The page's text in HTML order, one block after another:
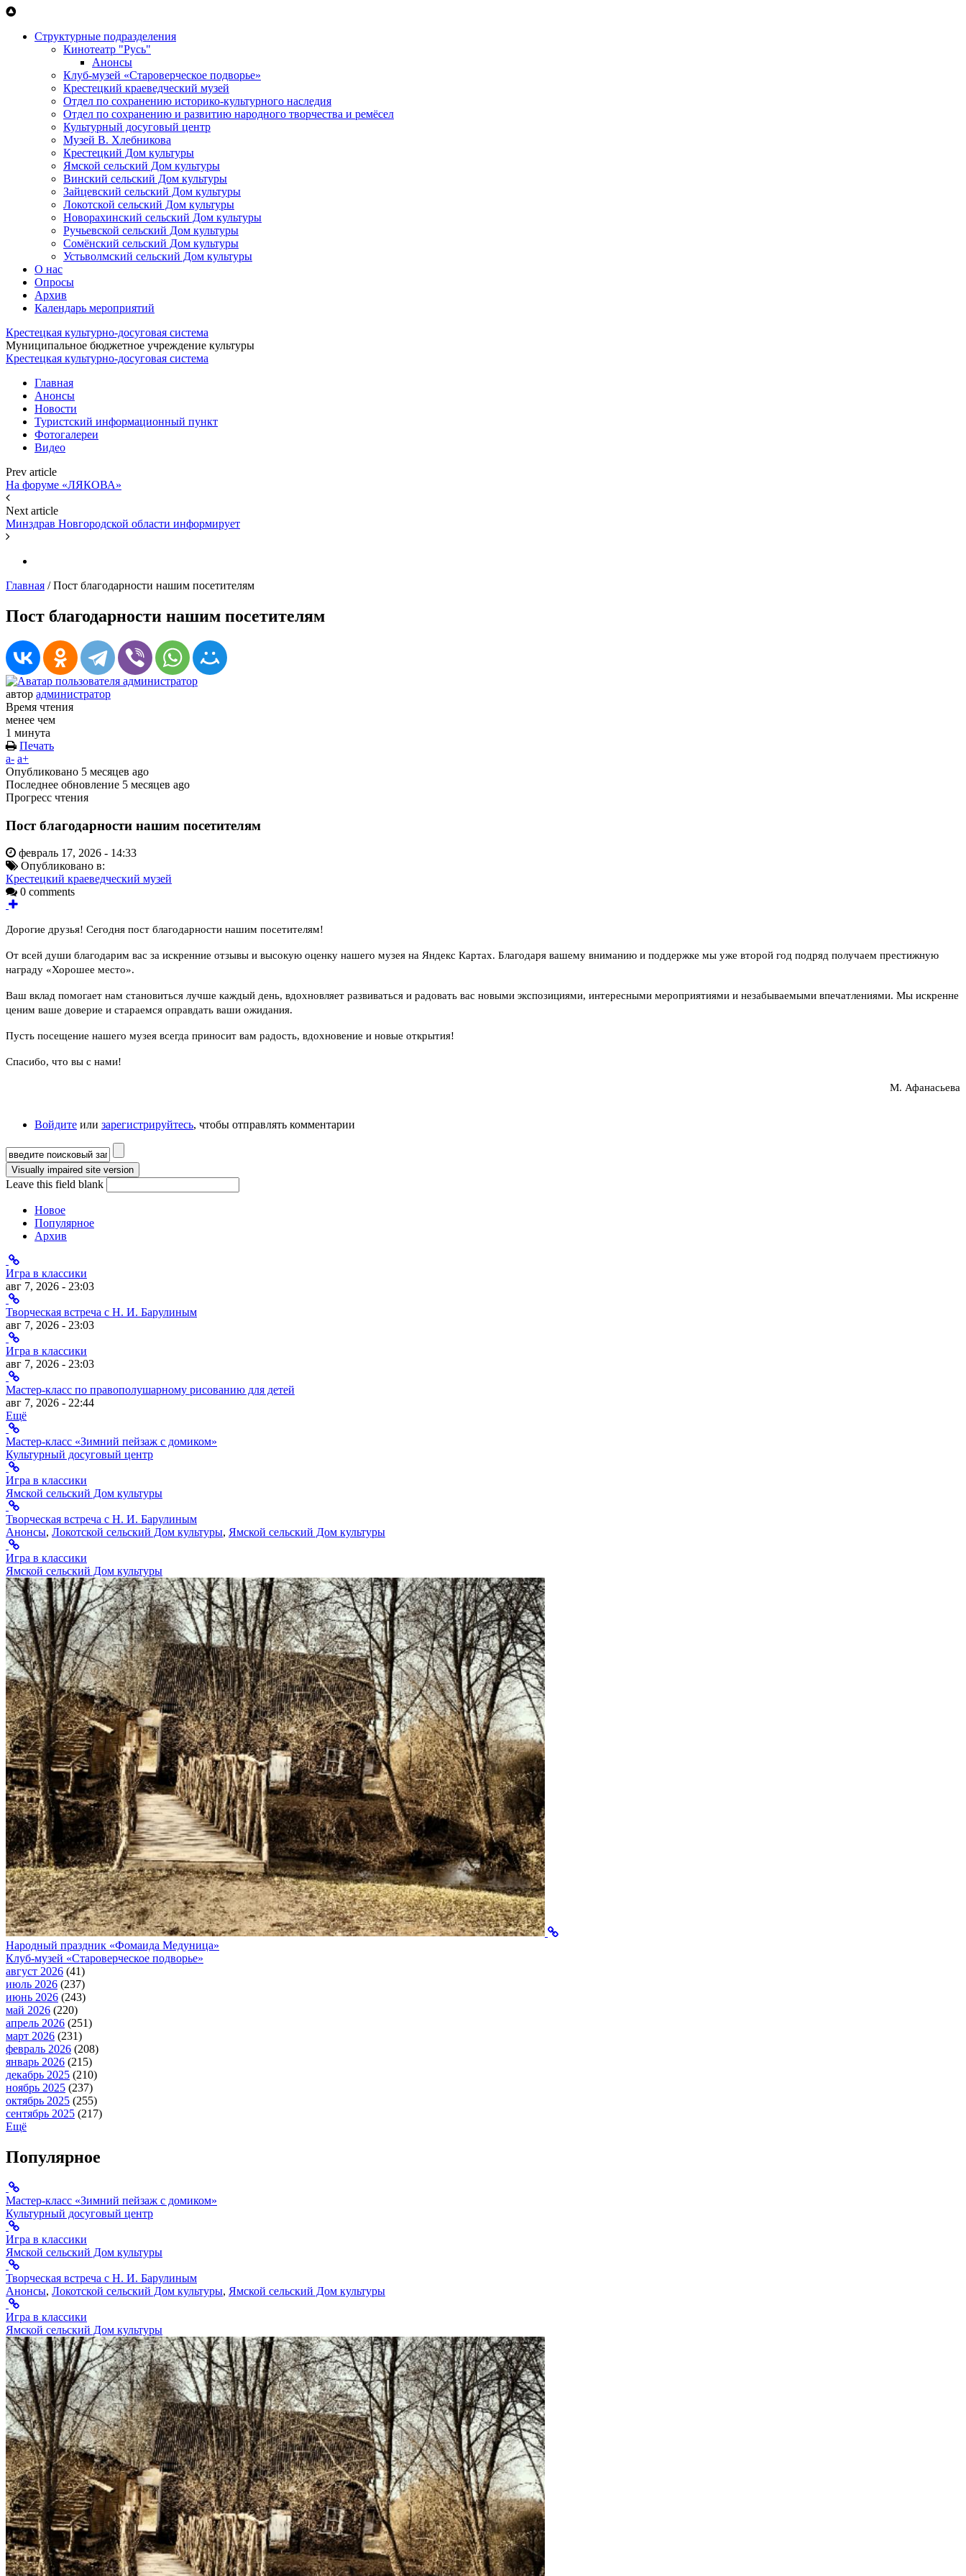
Перейти к основному содержанию
Структурные подразделения
Кинотеатр "Русь"
Анонсы
Клуб-музей «Староверческое подворье»
Крестецкий краеведческий музей
Отдел по сохранению историко-культурного наследия
Отдел по сохранению и развитию народного творчества и ремёсел
Культурный досуговый центр
Музей В. Хлебникова
Крестецкий Дом культуры
Ямской сельский Дом культуры
Винский сельский Дом культуры
Зайцевский сельский Дом культуры
Локотской сельский Дом культуры
Новорахинский сельский Дом культуры
Ручьевской сельский Дом культуры
Сомёнский сельский Дом культуры
Устьволмский сельский Дом культуры
О нас
Опросы
Архив
Календарь мероприятий
Крестецкая культурно-досуговая система
Муниципальное бюджетное учреждение культуры
Крестецкая культурно-досуговая система
Главная
Анонсы
Новости
Туристский информационный пункт
Фотогалереи
Видео
Prev article
На форуме «ЛЯКОВА»
Next article
Минздрав Новгородской области информирует
Главная /Пост благодарности нашим посетителям
Пост благодарности нашим посетителям
автор администратор
Время чтения
менее чем
1 минута
Печать
a- a+
Опубликовано 5 месяцев ago
Последнее обновление 5 месяцев ago
Прогресс чтения
Пост благодарности нашим посетителям
февраль 17, 2026 - 14:33
Опубликовано в:
Крестецкий краеведческий музей
0 comments
Дорогие друзья! Сегодня пост благодарности нашим посетителям!
От всей души благодарим вас за искренние отзывы и высокую оценку нашего музея на Яндекс Картах. Благодаря вашему вниманию и поддержке мы уже второй год подряд получаем престижную
награду «Хорошее место».
Ваш вклад помогает нам становиться лучше каждый день, вдохновляет развиваться и радовать вас новыми экспозициями, интересными мероприятиями и незабываемыми впечатлениями. Мы искренне
ценим ваше доверие и стараемся оправдать ваши ожидания.
Пусть посещение нашего музея всегда приносит вам радость, вдохновение и новые открытия!
Спасибо, что вы с нами!
М. Афанасьева
Войдите или зарегистрируйтесь, чтобы отправлять комментарии
Форма поиска
Leave this field blank
Новое
Популярное
Архив
Игра в классики
авг 7, 2026 - 23:03
Творческая встреча с Н. И. Барулиным
авг 7, 2026 - 23:03
Игра в классики
авг 7, 2026 - 23:03
Мастер-класс по правополушарному рисованию для детей
авг 7, 2026 - 22:44
Ещё
Мастер-класс «Зимний пейзаж с домиком»
Культурный досуговый центр
Игра в классики
Ямской сельский Дом культуры
Творческая встреча с Н. И. Барулиным
Анонсы, Локотской сельский Дом культуры, Ямской сельский Дом культуры
Игра в классики
Ямской сельский Дом культуры
Народный праздник «Фомаида Медуница»
Клуб-музей «Староверческое подворье»
август 2026 (41)
июль 2026 (237)
июнь 2026 (243)
май 2026 (220)
апрель 2026 (251)
март 2026 (231)
февраль 2026 (208)
январь 2026 (215)
декабрь 2025 (210)
ноябрь 2025 (237)
октябрь 2025 (255)
сентябрь 2025 (217)
Ещё
Популярное
Мастер-класс «Зимний пейзаж с домиком»
Культурный досуговый центр
Игра в классики
Ямской сельский Дом культуры
Творческая встреча с Н. И. Барулиным
Анонсы, Локотской сельский Дом культуры, Ямской сельский Дом культуры
Игра в классики
Ямской сельский Дом культуры